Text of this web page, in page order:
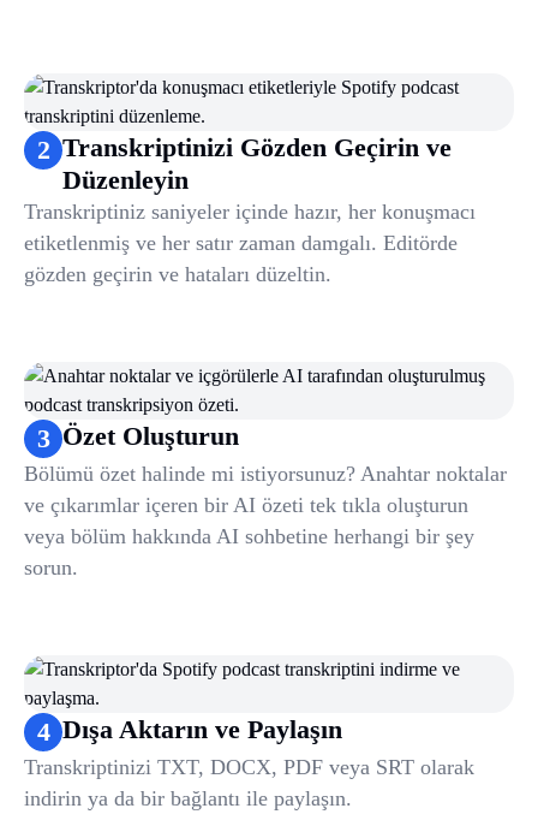
2 Transkriptinizi Gözden Geçirin ve
Düzenleyin
Transkriptiniz saniyeler içinde hazır, her konuşmacı
etiketlenmiş ve her satır zaman damgalı. Editörde
gözden geçirin ve hataları düzeltin.
3 Özet Oluşturun
Bölümü özet halinde mi istiyorsunuz? Anahtar noktalar
ve çıkarımlar içeren bir AI özeti tek tıkla oluşturun
veya bölüm hakkında AI sohbetine herhangi bir şey
sorun.
4 Dışa Aktarın ve Paylaşın
Transkriptinizi TXT, DOCX, PDF veya SRT olarak
indirin ya da bir bağlantı ile paylaşın.